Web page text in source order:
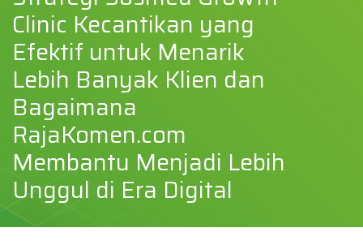
Clinic Kecantikan yang
Efektif untuk Menarik
Lebih Banyak Klien dan
Bagaimana
RajaKomen.com
Membantu Menjadi Lebih
Unggul di Era Digital